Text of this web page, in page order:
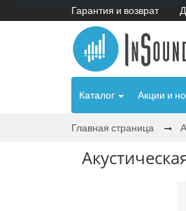
Гарантия и возврат
Каталог Акции и
Главная страница